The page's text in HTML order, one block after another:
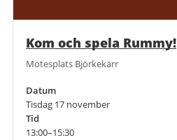
Kom och spela Rummy!
Mötesplats Björkekärr
Datum
Tisdag 17 november
Tid
13:00–15:30